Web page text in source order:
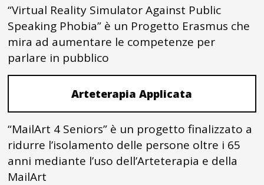
“Virtual Reality Simulator Against Public
Speaking Phobia” è un Progetto Erasmus che
mira ad aumentare le competenze per
parlare in pubblico
Arteterapia Applicata
“MailArt 4 Seniors” è un progetto finalizzato a
ridurre l’isolamento delle persone oltre i 65
anni mediante l’uso dell’Arteterapia e della
MailArt